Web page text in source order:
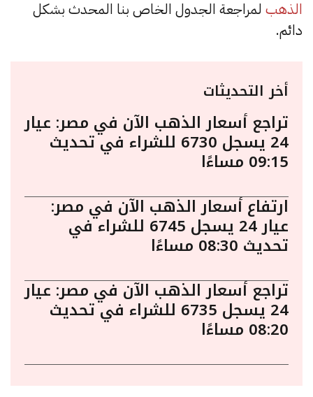
الذهب لمراجعة الجدول الخاص بنا المحدث بشكل
دائم.
أخر التحديثات
تراجع أسعار الذهب الآن في مصر: عيار
24 يسجل 6730 للشراء في تحديث
09:15 مساءًا
ارتفاع أسعار الذهب الآن في مصر:
عيار 24 يسجل 6745 للشراء في
تحديث 08:30 مساءًا
تراجع أسعار الذهب الآن في مصر: عيار
24 يسجل 6735 للشراء في تحديث
08:20 مساءًا